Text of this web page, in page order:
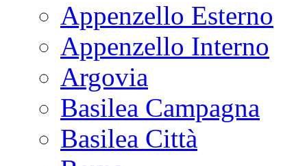
Appenzello Esterno
Appenzello Interno
Argovia
Basilea Campagna
Basilea Città